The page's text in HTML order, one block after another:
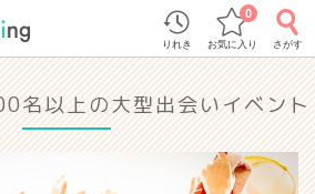
りれき お気に入り
0
さがす
名以上の大型出会いイベント